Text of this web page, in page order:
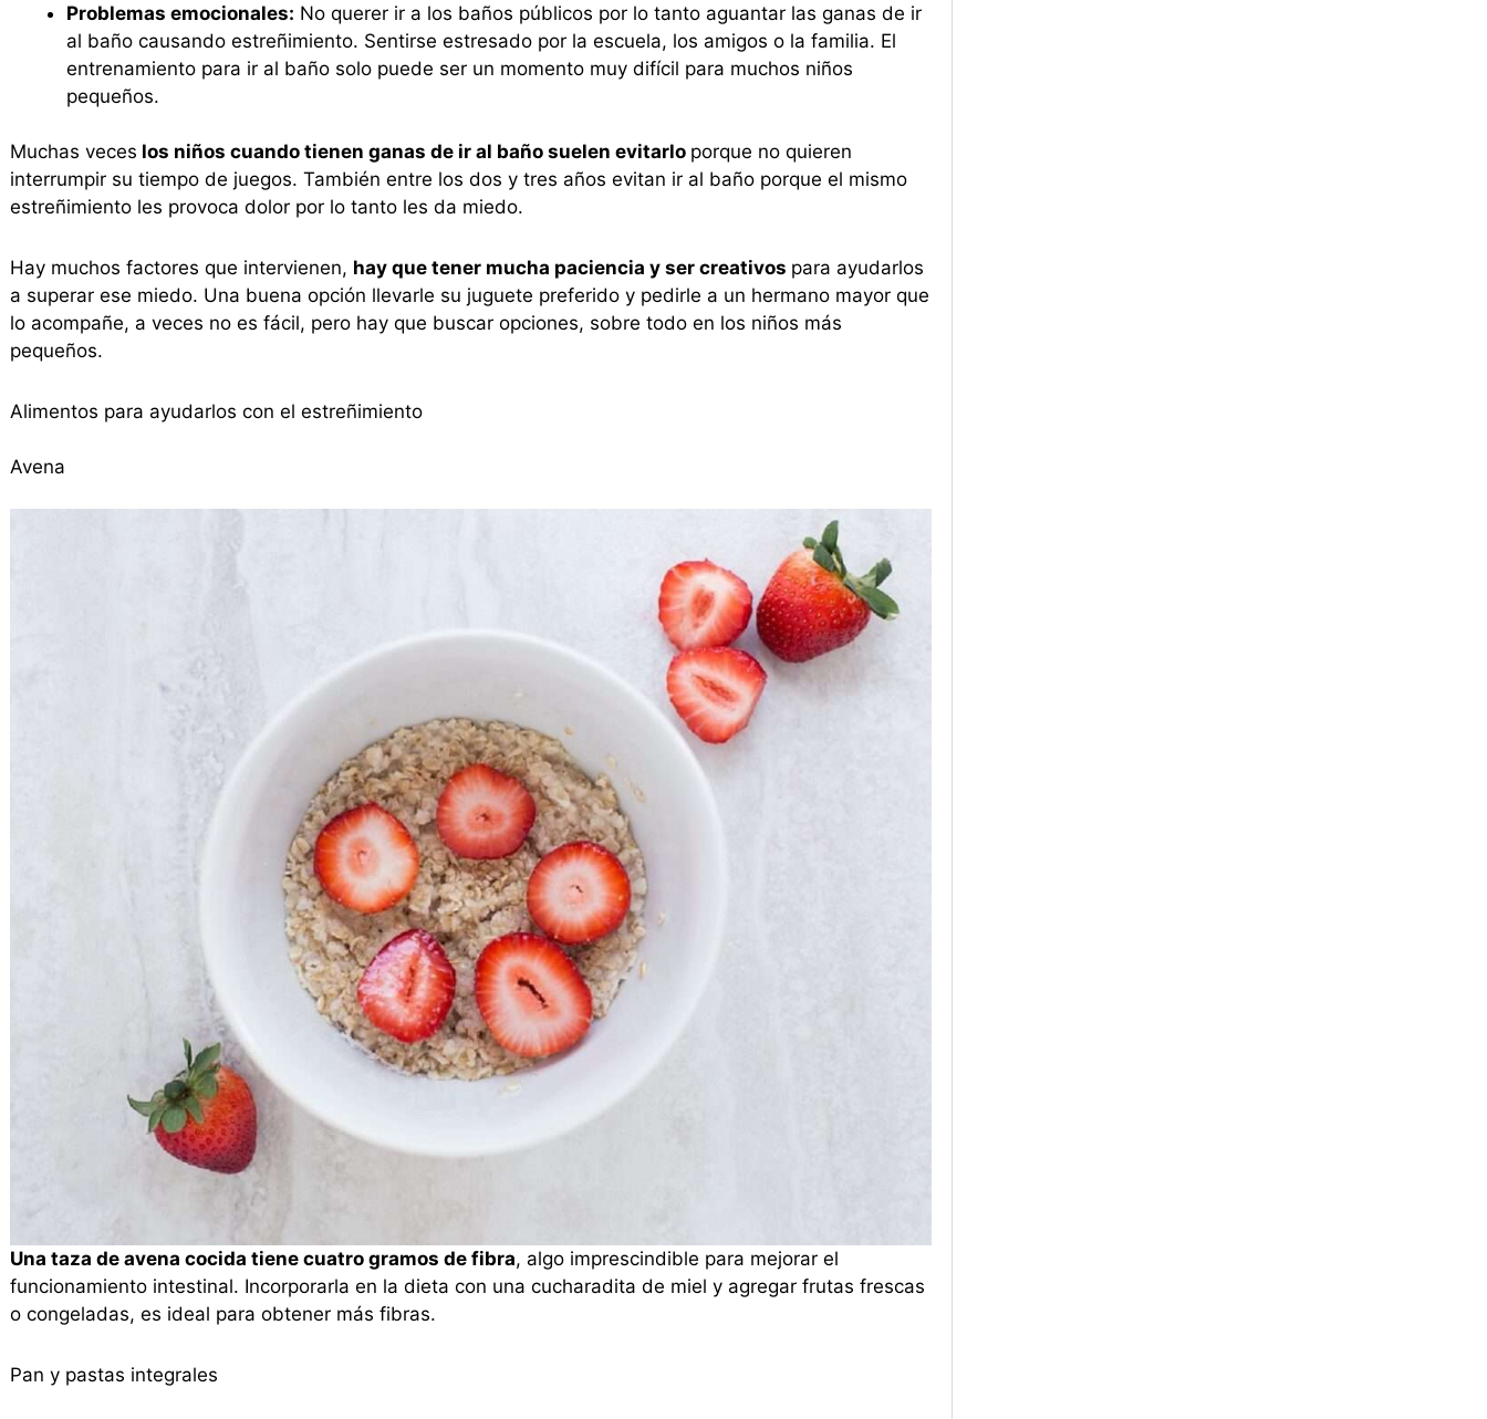
Problemas emocionales: No querer ir a los baños públicos por lo tanto aguantar las ganas de ir
al baño causando estreñimiento. Sentirse estresado por la escuela, los amigos o la familia. El
entrenamiento para ir al baño solo puede ser un momento muy difícil para muchos niños
pequeños.
Muchas veces los niños cuando tienen ganas de ir al baño suelen evitarlo porque no quieren
interrumpir su tiempo de juegos. También entre los dos y tres años evitan ir al baño porque el mismo
estreñimiento les provoca dolor por lo tanto les da miedo.
Hay muchos factores que intervienen, hay que tener mucha paciencia y ser creativos para ayudarlos
a superar ese miedo. Una buena opción llevarle su juguete preferido y pedirle a un hermano mayor que
lo acompañe, a veces no es fácil, pero hay que buscar opciones, sobre todo en los niños más
pequeños.
Alimentos para ayudarlos con el estreñimiento
Avena
Una taza de avena cocida tiene cuatro gramos de fibra, algo imprescindible para mejorar el
funcionamiento intestinal. Incorporarla en la dieta con una cucharadita de miel y agregar frutas frescas
o congeladas, es ideal para obtener más fibras.
Pan y pastas integrales